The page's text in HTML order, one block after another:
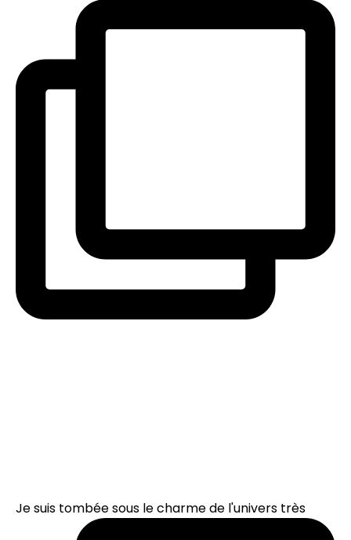
Je suis tombée sous le charme de l'univers très